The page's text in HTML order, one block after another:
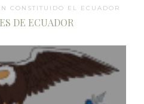
CONSTITUIDO EL ECUADOR
DE ECUADOR